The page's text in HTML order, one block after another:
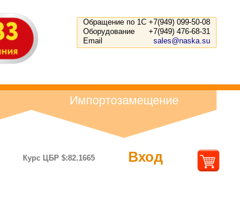
Обращение по 1С +7(949) 099-50-08
Оборудование
+7(949) 476-68-31
Email
sales@naska.su
Импортозамещение
Курс ЦБР $:82.1665 Вход